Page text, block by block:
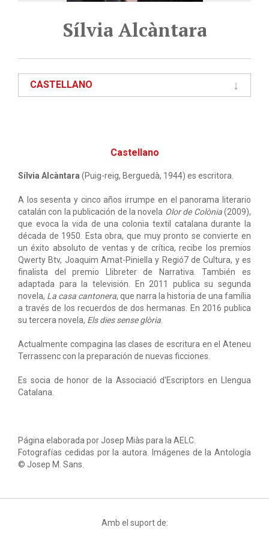
Sílvia Alcàntara
CASTELLANO
Castellano
Sílvia Alcàntara (Puig-reig, Berguedà, 1944) es escritora.
A los sesenta y cinco años irrumpe en el panorama literario
catalán con la publicación de la novela Olor de Colònia(2009),
que evoca la vida de una colonia textil catalana durante la
década de 1950. Esta obra, que muy pronto se convierte en
un éxito absoluto de ventas y de crítica, recibe los premios
Qwerty Btv, Joaquim Amat-Piniella y Regió7 de Cultura, y es
finalista del premio Llibreter de Narrativa. También es
adaptada para la televisión. En 2011 publica su segunda
novela, La casa cantonera, que narra la historia de una família
a través de los recuerdos de dos hermanas. En 2016 publica
su tercera novela, Els dies sense glòria
Actualmente compagina las clases de escritura en el Ateneu
Terrassenc con la preparación de nuevas ficciones.
Es socia de honor de la Associació d'Escriptors en Llengua
Catalana.
Página elaborada por Josep Miàs para la AELC.
Fotografías cedidas por la autora. Imágenes de la Antología
© Josep M. Sans.
Amb el suport de: